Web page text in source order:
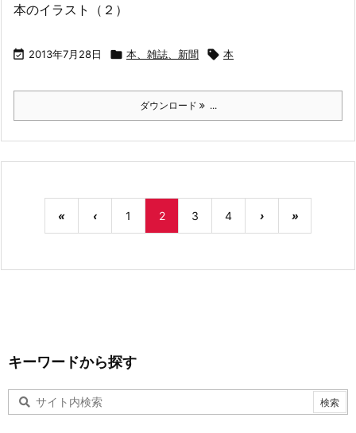
本のイラスト（２）
 2013年7月28日  本、雑誌、新聞  本
ダウンロード ...
« ‹ 1 2 3 4 › »
キーワードから探す